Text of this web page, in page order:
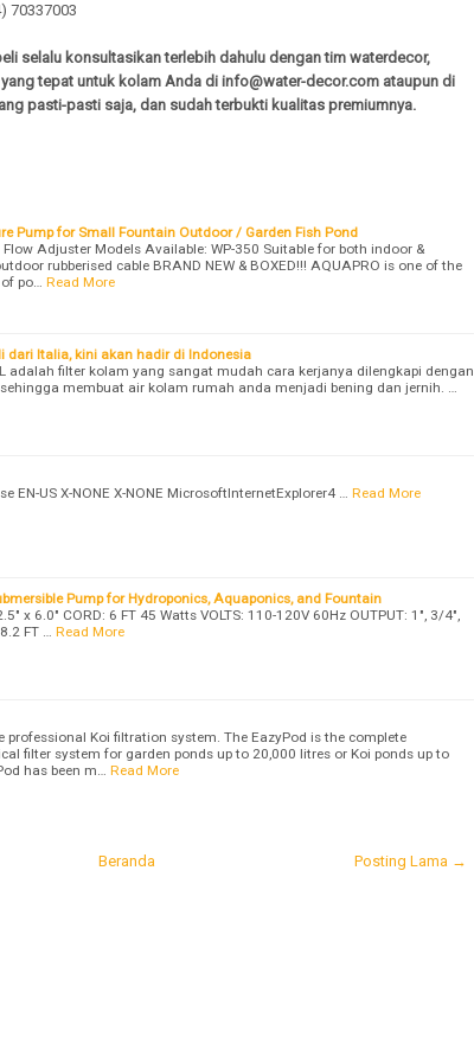
70337003
selalu konsultasikan terlebih dahulu dengan tim waterdecor,
tepat untuk kolam Anda di info@water-decor.com ataupun di
pasti-pasti saja, dan sudah terbukti kualitas premiumnya.
Pump for Small Fountain Outdoor / Garden Fish Pond
Adjuster Models Available: WP-350 Suitable for both indoor &
rubberised cable BRAND NEW & BOXED!!! AQUAPRO is one of the
po…
Read More
dari Italia, kini akan hadir di Indonesia
adalah filter kolam yang sangat mudah cara kerjanya dilengkapi dengan
membuat air kolam rumah anda menjadi bening dan jernih. …
EN-US X-NONE X-NONE MicrosoftInternetExplorer4 …
Read More
Pump for Hydroponics, Aquaponics, and Fountain
x 6.0" CORD: 6 FT 45 Watts VOLTS: 110-120V 60Hz OUTPUT: 1", 3/4",
FT …
Read More
professional Koi filtration system. The EazyPod is the complete
filter system for garden ponds up to 20,000 litres or Koi ponds up to
has been m…
Read More
Posting Lama →
Beranda